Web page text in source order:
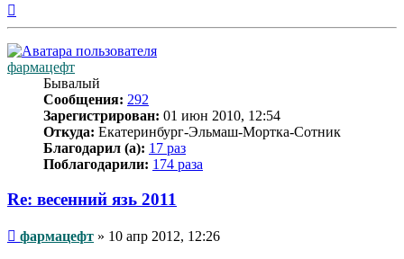
фармацефт
Бывалый
Сообщения: 292
Зарегистрирован: 01 июн 2010, 12:54
Откуда: Екатеринбург-Эльмаш-Мортка-Сотник
Благодарил (а): 17 раз
Поблагодарили: 174 раза
Re: весенний язь 2011
Сообщение
фармацефт » 10 апр 2012, 12:26